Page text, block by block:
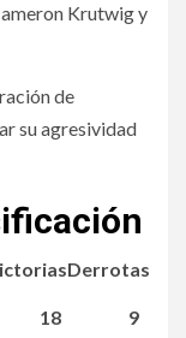
Krutwig y
de
su agresividad
Derrotas
9